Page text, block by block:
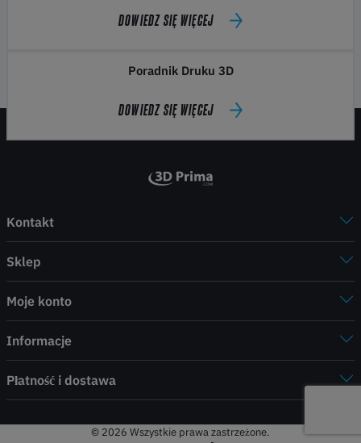
DOWIEDZ SIĘ WIĘCEJ
Poradnik Druku 3D
DOWIEDZ SIĘ WIĘCEJ
Kontakt
Sklep
Moje konto
Informacje
Płatność i dostawa
© 2026 Wszystkie prawa zastrzeżone.